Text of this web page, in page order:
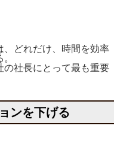
、どれだけ、時間を効率
の社長にとって最も重要
ンを下げる